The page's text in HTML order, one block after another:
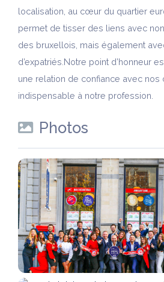
localisation, au cœur du quartier
permet de tisser des liens avec
des bruxellois, mais également
d’expatriés.Notre point d’honneur
une relation de confiance avec nos
indispensable à notre profession.
Photos